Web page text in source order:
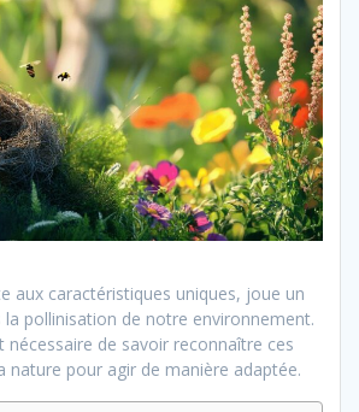
aux caractéristiques uniques, joue un
la pollinisation de notre environnement.
nécessaire de savoir reconnaître ces
nature pour agir de manière adaptée.